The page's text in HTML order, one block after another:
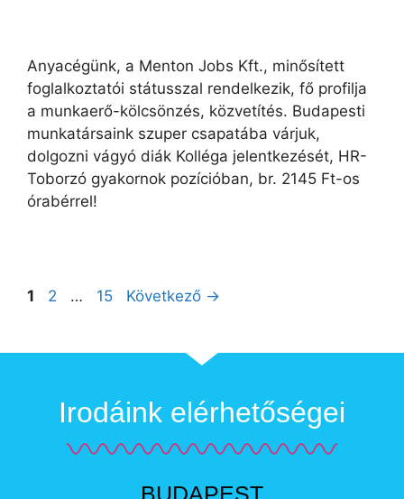
Anyacégünk, a Menton Jobs Kft., minősített
foglalkoztatói státusszal rendelkezik, fő profilja
a munkaerő-kölcsönzés, közvetítés. Budapesti
munkatársaink szuper csapatába várjuk,
dolgozni vágyó diák Kolléga jelentkezését, HR-
Toborzó gyakornok pozícióban, br. 2145 Ft-os
órabérrel!
1 2 … 15 Következő →
Irodáink elérhetőségei
BUDAPEST